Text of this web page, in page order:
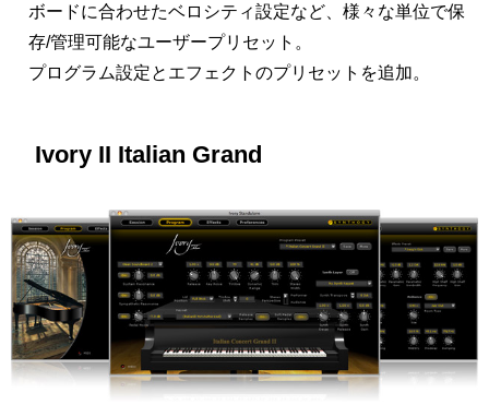
ボードに合わせたベロシティ設定など、様々な単位で保
存/管理可能なユーザープリセット。
プログラム設定とエフェクトのプリセットを追加。
Ivory II Italian Grand